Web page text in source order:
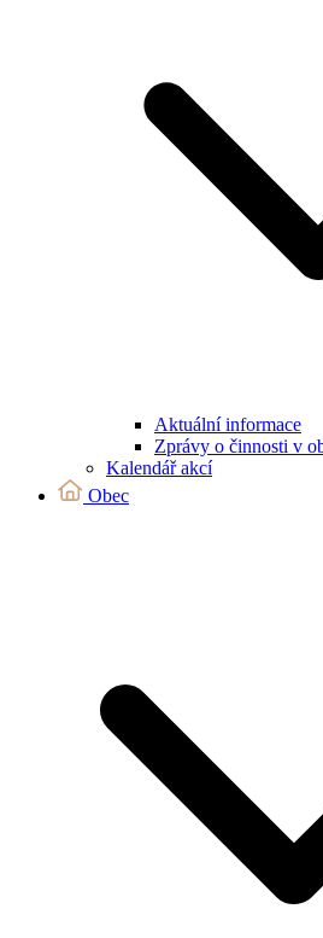
Aktuální informace
Zprávy o činnosti v
Kalendář akcí
Obec